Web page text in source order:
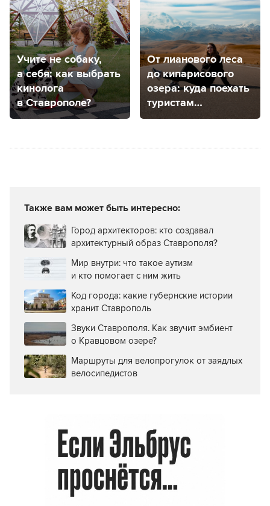
Учите не собаку,
а себя: как выбрать
кинолога
в Ставрополе?
От лианового леса
до кипарисового
озера: куда поехать
туристам
из Ставропольского
погулять
Также вам может быть интересно:
Город архитекторов: кто создавал
архитектурный образ Ставрополя?
Мир внутри: что такое аутизм
и кто помогает с ним жить
Код города: какие губернские истории
хранит Ставрополь
Звуки Ставрополя. Как звучит эмбиент
о Кравцовом озере?
Маршруты для велопрогулок от заядлых
велосипедистов